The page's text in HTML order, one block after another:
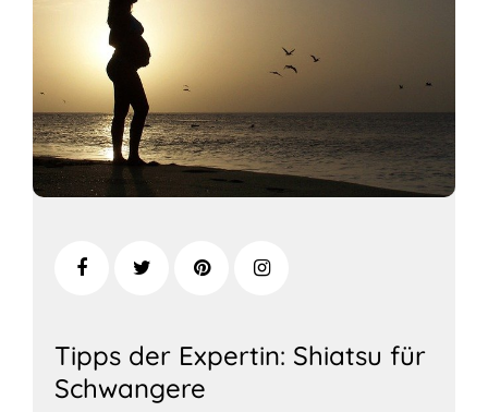
Tipps der Expertin: Shiatsu für
Schwangere